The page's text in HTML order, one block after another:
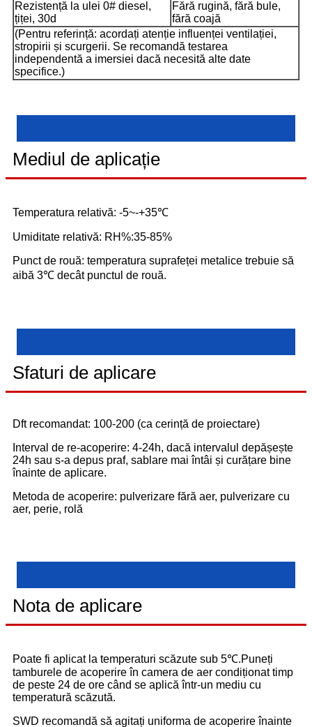
Rezistență la ulei 0# diesel,
țiței, 30d
Fără rugină, fără bule,
fără coajă
(Pentru referință: acordați atenție influenței ventilației,
stropirii și scurgerii. Se recomandă testarea
independentă a imersiei dacă necesită alte date
specifice.)
Mediul de aplicație
Temperatura relativă: -5~-+35℃
Umiditate relativă: RH%:35-85%
Punct de rouă: temperatura suprafeței metalice trebuie să
aibă 3℃ decât punctul de rouă.
Sfaturi de aplicare
Dft recomandat: 100-200 (ca cerință de proiectare)
Interval de re-acoperire: 4-24h, dacă intervalul depășește
24h sau s-a depus praf, sablare mai întâi și curățare bine
înainte de aplicare.
Metoda de acoperire: pulverizare fără aer, pulverizare cu
aer, perie, rolă
Nota de aplicare
Poate fi aplicat la temperaturi scăzute sub 5℃.Puneți
tamburele de acoperire în camera de aer condiționat timp
de peste 24 de ore când se aplică într-un mediu cu
temperatură scăzută.
SWD recomandă să agitați uniforma de acoperire înainte